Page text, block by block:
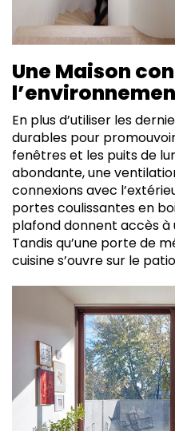
Une Maison
En plus d’utiliser les
durables pour
fenêtres et les puits de
abondante, une
connexions avec
portes coulissantes en
plafond donnent accès à
Tandis qu’une porte de
cuisine s’ouvre sur le